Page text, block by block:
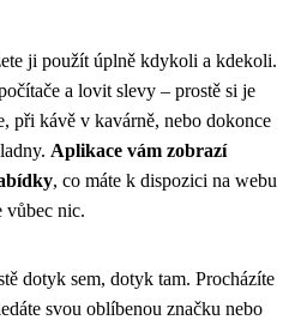
ji použít úplně kdykoli a kdekoli.
a lovit slevy – prostě si je
při kávě v kavárně, nebo dokonce
Aplikace vám zobrazí
, co máte k dispozici na webu
vůbec nic.
dotyk sem, dotyk tam. Procházíte
svou oblíbenou značku nebo